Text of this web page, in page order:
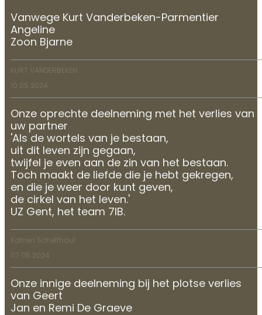
Vanwege Kurt Vanderbeken-Parmentier
Angeline
Zoon Bjarne
KURT VANDERBEKEN
10.05.2024
Onze oprechte deelneming met het verlies van
uw partner
'Als de wortels van je bestaan,
uit dit leven zijn gegaan,
twijfel je even aan de zin van het bestaan.
Toch maakt de liefde die je hebt gekregen,
en die je weer door kunt geven,
de cirkel van het leven.'
UZ Gent, het team 7IB.
Katrien Schelfhout
07.05.2024
Onze innige deelneming bij het plotse verlies
van Geert
Jan en Remi De Graeve